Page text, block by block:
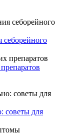
себорейного
советы для